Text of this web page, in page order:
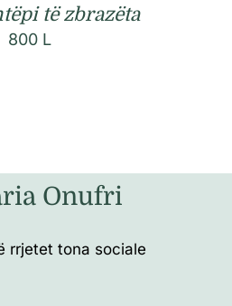
të zbrazëta
800 L
Onufri
rrjetet tona sociale